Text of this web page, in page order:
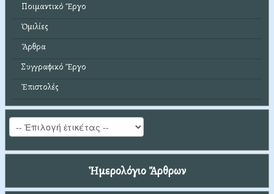
Ποιμαντικό Ἔργο
Ὁμιλίες
Ἄρθρα
Συγγραφικό Ἔργο
Ἐπιστολές
Ἡμερολόγιο Ἄρθρων